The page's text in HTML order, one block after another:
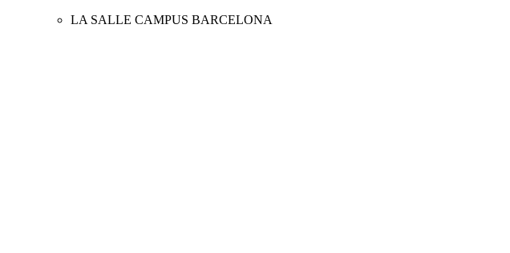
LA SALLE CAMPUS BARCELONA